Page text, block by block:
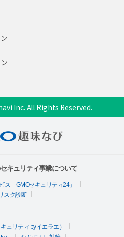
Inc. All Rights Reserved.